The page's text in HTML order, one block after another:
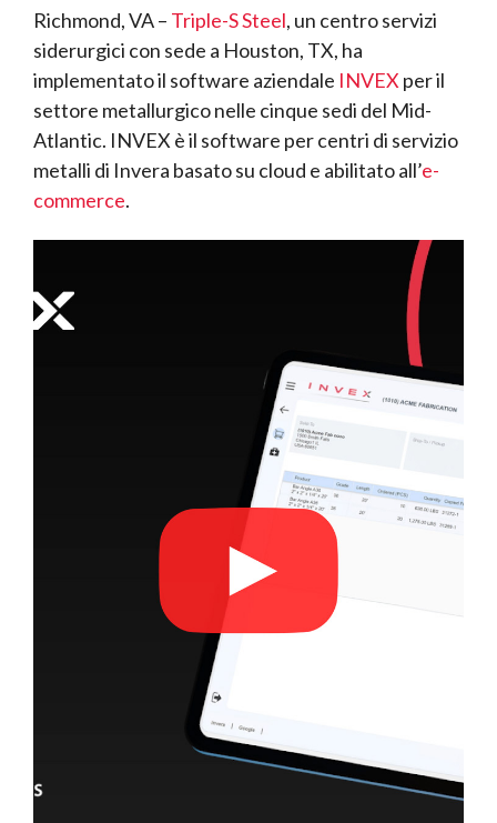
Richmond, VA – Triple-S Steel, un centro servizi
siderurgici con sede a Houston, TX, ha
implementato il software aziendale INVEX per il
settore metallurgico nelle cinque sedi del Mid-
Atlantic. INVEX è il software per centri di servizio
metalli di Invera basato su cloud e abilitato all’e-
commerce.